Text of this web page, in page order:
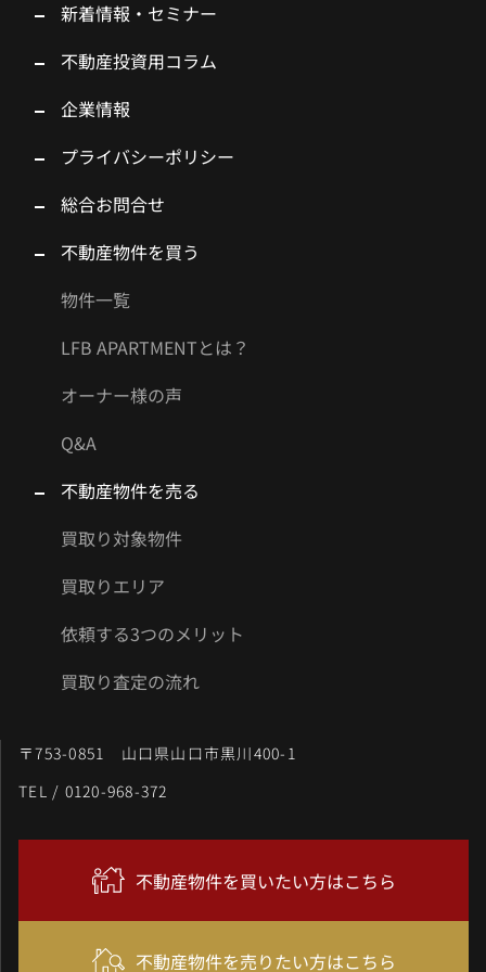
新着情報・セミナー
不動産投資用コラム
企業情報
プライバシーポリシー
総合お問合せ
不動産物件を買う
物件一覧
LFB APARTMENTとは？
オーナー様の声
Q&A
不動産物件を売る
買取り対象物件
買取りエリア
依頼する3つのメリット
買取り査定の流れ
〒753-0851 山口県山口市黒川400-1
TEL / 0120-968-372
不動産物件を買いたい方はこちら
不動産物件を売りたい方はこちら